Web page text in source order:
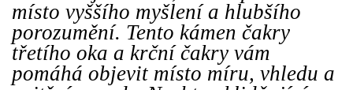
místo vyššího myšlení a hlubšího
porozumění. Tento kámen čakry
třetího oka a krční čakry vám
pomáhá objevit místo míru, vhledu a